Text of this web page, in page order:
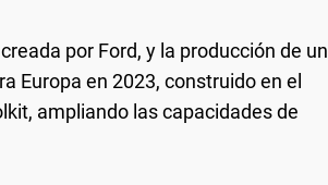
por Ford, y la producción de un
Europa en 2023, construido en el
ampliando las capacidades de